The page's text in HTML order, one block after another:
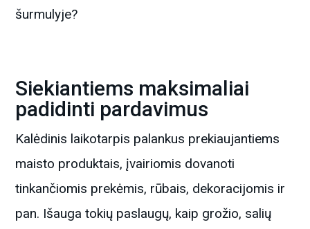
šurmulyje?
Siekiantiems maksimaliai
padidinti pardavimus
Kalėdinis laikotarpis palankus prekiaujantiems
maisto produktais, įvairiomis dovanoti
tinkančiomis prekėmis, rūbais, dekoracijomis ir
pan. Išauga tokių paslaugų, kaip grožio, salių